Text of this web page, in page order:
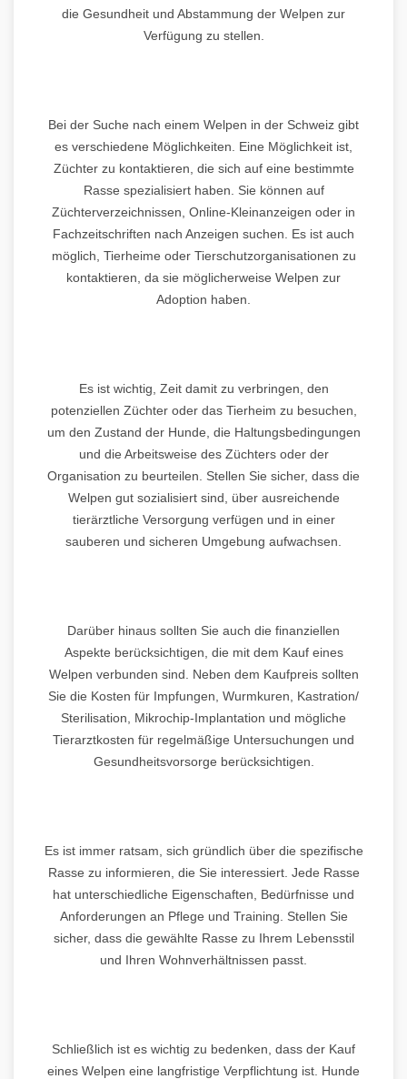
die Gesundheit und Abstammung der Welpen zur
Verfügung zu stellen.
Bei der Suche nach einem Welpen in der Schweiz gibt
es verschiedene Möglichkeiten. Eine Möglichkeit ist,
Züchter zu kontaktieren, die sich auf eine bestimmte
Rasse spezialisiert haben. Sie können auf
Züchterverzeichnissen, Online-Kleinanzeigen oder in
Fachzeitschriften nach Anzeigen suchen. Es ist auch
möglich, Tierheime oder Tierschutzorganisationen zu
kontaktieren, da sie möglicherweise Welpen zur
Adoption haben.
Es ist wichtig, Zeit damit zu verbringen, den
potenziellen Züchter oder das Tierheim zu besuchen,
um den Zustand der Hunde, die Haltungsbedingungen
und die Arbeitsweise des Züchters oder der
Organisation zu beurteilen. Stellen Sie sicher, dass die
Welpen gut sozialisiert sind, über ausreichende
tierärztliche Versorgung verfügen und in einer
sauberen und sicheren Umgebung aufwachsen.
Darüber hinaus sollten Sie auch die finanziellen
Aspekte berücksichtigen, die mit dem Kauf eines
Welpen verbunden sind. Neben dem Kaufpreis sollten
Sie die Kosten für Impfungen, Wurmkuren, Kastration/
Sterilisation, Mikrochip-Implantation und mögliche
Tierarztkosten für regelmäßige Untersuchungen und
Gesundheitsvorsorge berücksichtigen.
Es ist immer ratsam, sich gründlich über die spezifische
Rasse zu informieren, die Sie interessiert. Jede Rasse
hat unterschiedliche Eigenschaften, Bedürfnisse und
Anforderungen an Pflege und Training. Stellen Sie
sicher, dass die gewählte Rasse zu Ihrem Lebensstil
und Ihren Wohnverhältnissen passt.
Schließlich ist es wichtig zu bedenken, dass der Kauf
eines Welpen eine langfristige Verpflichtung ist. Hunde